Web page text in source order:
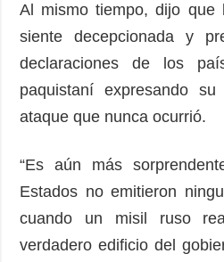
Al mismo tiempo, dijo que
siente decepcionada y
declaraciones de los
paquistaní expresando
ataque que nunca ocurrió.
“Es aún más
Estados no emitieron
cuando un misil ruso
verdadero edificio del